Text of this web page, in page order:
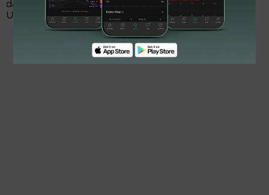
dan Uni Emirat Arab (UEA) 240 kg dengan nilai
USD36 juta.